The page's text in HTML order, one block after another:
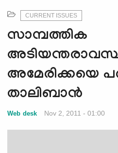
v
i
g
t
o
n
CURRENT ISSUES
സാമ്പത്തിക
അമേരിക്കയെ
താലിബാന്‍
Web desk Nov 2, 2011 - 01:00